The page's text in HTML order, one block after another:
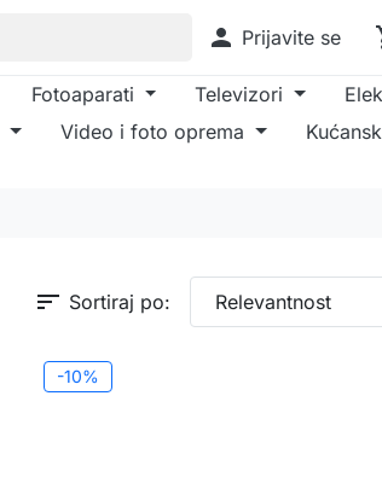
 Prijavite se
Fotoaparati Televizori
Video i foto oprema
sort Sortiraj po: Relevantnost
-10%